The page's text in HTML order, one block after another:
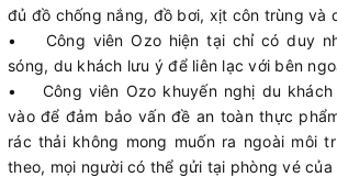
đủ đồ chống nắng, đồ bơi, xịt côn trùng và
• Công viên Ozo hiện tại chỉ có duy
sóng, du khách lưu ý để liên lạc với bên
• Công viên Ozo khuyến nghị du khách
vào để đảm bảo vấn đề an toàn thực
rác thải không mong muốn ra ngoài môi
theo, mọi người có thể gửi tại phòng vé của